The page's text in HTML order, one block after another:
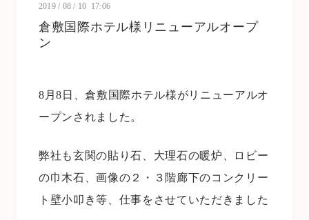
2019 / 08 / 10 17:06
倉敷国際ホテル様リニューアルオープ
ン
8月8日、倉敷国際ホテル様がリニューアルオ
ープンされました。
弊社も玄関の貼り石、大理石の暖炉、ロビー
の巾木石、画像の２・３階廊下のコンクリー
ト壁小叩き等、仕事をさせていただきました